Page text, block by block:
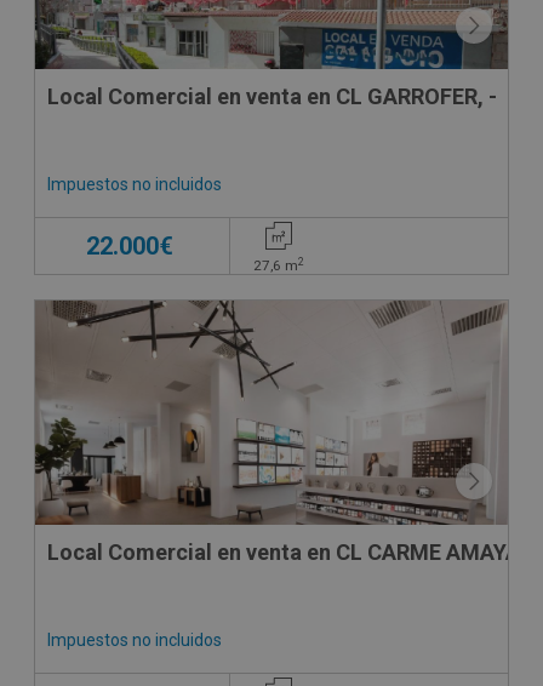
Local Comercial en venta en CL GARROFER, -
Impuestos no incluidos
22.000€
27,6 m2
Local Comercial en venta en CL CARME AMAYA, -
Impuestos no incluidos